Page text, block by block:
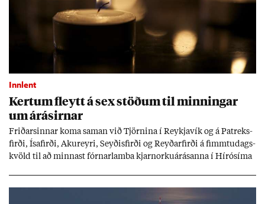
Innlent
Kert­um fleytt á sex stöð­um til minn­ing­ar
um árás­irn­ar
Frið­arsinn­ar koma sam­an við Tjörn­ina í Reykja­vík og á Pat­reks­
firði, Ísa­firði, Ak­ur­eyri, Seyð­is­firði og Reyð­ar­firði á fimmtu­dags­
kvöld til að minn­ast fórn­ar­lamba kjarn­orku­árás­anna í Hírósíma